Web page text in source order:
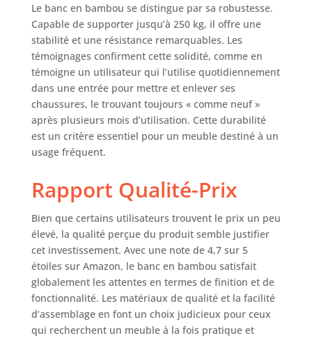
épuré sans dossier
offre une allure
ouverte et
agréable -
minimaliste et
intemporel, adapté
à tout espace de
vie. MONTAGE
FACILE ET
ENTRETIEN SIMPLE
rapidement et se
nettoie facilement
grâce à ses lattes
de bambou lisses.
Idéal comme banc
dressing, banc de
lit ou petit banc
pour les espaces
où style et
fonctionnalité
comptent autant.
Le banc en bambou se distingue par sa robustesse.
Capable de supporter jusqu’à 250 kg, il offre une
stabilité et une résistance remarquables. Les
témoignages confirment cette solidité, comme en
témoigne un utilisateur qui l’utilise quotidiennement
dans une entrée pour mettre et enlever ses
chaussures, le trouvant toujours « comme neuf »
après plusieurs mois d’utilisation. Cette durabilité
est un critère essentiel pour un meuble destiné à un
usage fréquent.
Rapport Qualité-Prix
Bien que certains utilisateurs trouvent le prix un peu
élevé, la qualité perçue du produit semble justifier
cet investissement. Avec une note de 4,7 sur 5
étoiles sur Amazon, le banc en bambou satisfait
globalement les attentes en termes de finition et de
fonctionnalité. Les matériaux de qualité et la facilité
d’assemblage en font un choix judicieux pour ceux
qui recherchent un meuble à la fois pratique et